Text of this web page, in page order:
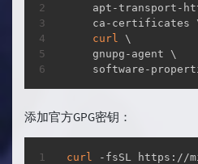
apt-transport-
ca-certificates
curl \
    gnupg-agent \
software-
添加官方GPG密钥：
curl -fsSL https://